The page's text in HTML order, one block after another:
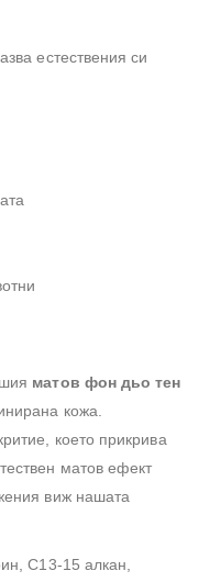
естествения си
матов фон дьо тен
кожа.
което прикрива
матов ефект
виж нашата
C13-15 алкан,